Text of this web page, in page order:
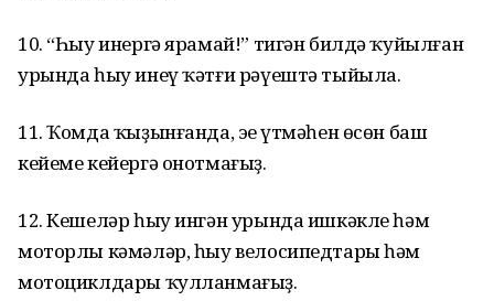
10. “Һыу инергә ярамай!” тигән билдә ҡуйылған
урында һыу инеү ҡәтғи рәүештә тыйыла.
11. Ҡомда ҡыҙынғанда, эҫе үтмәһен өсөн баш
кейеме кейергә онотмағыҙ.
12. Кешеләр һыу ингән урында ишкәкле һәм
моторлы кәмәләр, һыу велосипедтары һәм
мотоциклдары ҡулланмағыҙ.